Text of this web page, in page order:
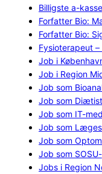
Billigste a-
Forfatter Bio:
Forfatter Bio:
Fysioterapeut
Job i
Job i Region
Job som
Job som
Job som IT-
Job som
Job som
Job som
Jobs i Region